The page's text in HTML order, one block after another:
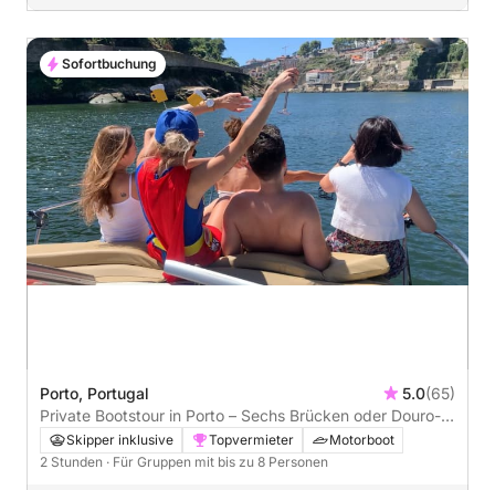
Porto, Portugal 5.0(65)
Private Bootstour in Porto – Sechs Brücken oder Douro-
Naturkreuzfahrt
Skipper inklusive Topvermieter
Motorboot
2 Stunden · Für Gruppen mit bis zu 8 Personen
Sofortbuchung